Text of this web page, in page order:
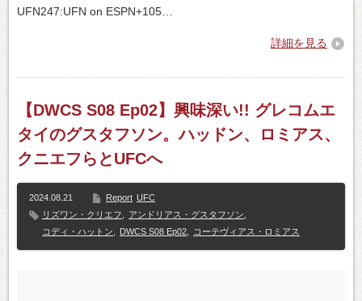
UFN247:UFN on ESPN+105…
詳細を見る
【DWCS S08 Ep02】興味深い!! グレコムエ
タイのグスタフソン。ハッドン、ロミアス、
クニエフらとUFCへ
2024.08.21 Report UFC
リズワン・クリエフ
アンドリアス・グスタフソン
コディ・ハットン
DWCS S08 Ep02 コーテヴィアス・ロミアス